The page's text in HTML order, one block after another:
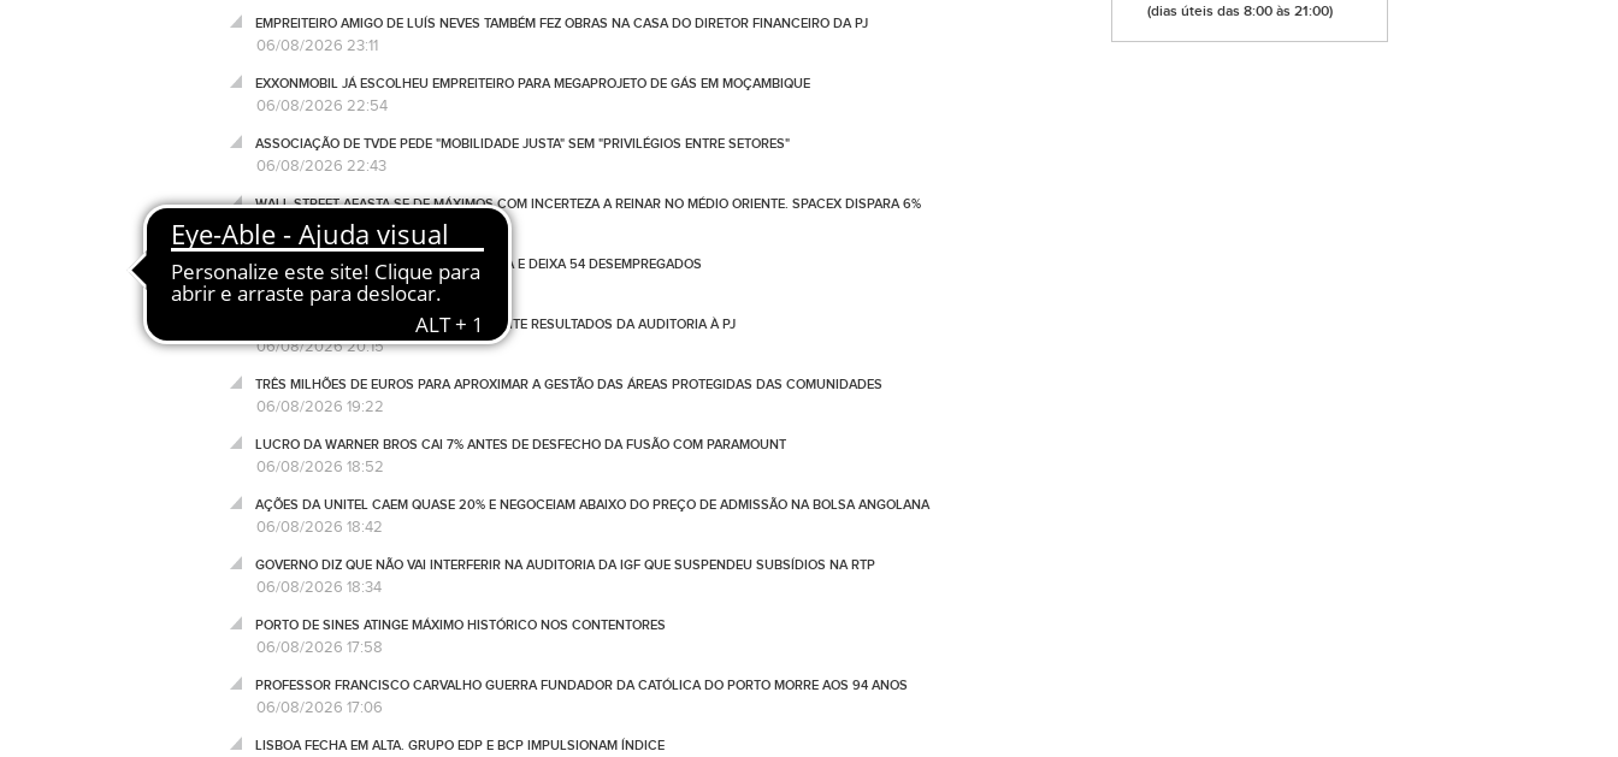
EMPREITEIRO AMIGO DE LUÍS NEVES TAMBÉM FEZ OBRAS NA CASA DO DIRETOR FINANCEIRO DA PJ
06/08/2026 23:11
EXXONMOBIL JÁ ESCOLHEU EMPREITEIRO PARA MEGAPROJETO DE GÁS EM MOÇAMBIQUE
06/08/2026 22:54
ASSOCIAÇÃO DE TVDE PEDE "MOBILIDADE JUSTA" SEM "PRIVILÉGIOS ENTRE SETORES"
06/08/2026 22:43
WALL STREET AFASTA-SE DE MÁXIMOS COM INCERTEZA A REINAR NO MÉDIO ORIENTE. SPACEX DISPARA 6%
06/08/2026 21:14
FÁBRICA DE CALÇADO ENCERRA EM GAIA E DEIXA 54 DESEMPREGADOS
06/08/2026 21:10
SEGURO ESPERA CONHECER RAPIDAMENTE RESULTADOS DA AUDITORIA À PJ
06/08/2026 20:15
TRÊS MILHÕES DE EUROS PARA APROXIMAR A GESTÃO DAS ÁREAS PROTEGIDAS DAS COMUNIDADES
06/08/2026 19:22
LUCRO DA WARNER BROS CAI 7% ANTES DE DESFECHO DA FUSÃO COM PARAMOUNT
06/08/2026 18:52
AÇÕES DA UNITEL CAEM QUASE 20% E NEGOCEIAM ABAIXO DO PREÇO DE ADMISSÃO NA BOLSA ANGOLANA
06/08/2026 18:42
GOVERNO DIZ QUE NÃO VAI INTERFERIR NA AUDITORIA DA IGF QUE SUSPENDEU SUBSÍDIOS NA RTP
06/08/2026 18:34
PORTO DE SINES ATINGE MÁXIMO HISTÓRICO NOS CONTENTORES
06/08/2026 17:58
PROFESSOR FRANCISCO CARVALHO GUERRA FUNDADOR DA CATÓLICA DO PORTO MORRE AOS 94 ANOS
06/08/2026 17:06
LISBOA FECHA EM ALTA. GRUPO EDP E BCP IMPULSIONAM ÍNDICE
(dias úteis das 8:00 às 21:00)